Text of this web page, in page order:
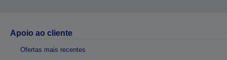
Apoio ao cliente
Ofertas mais recentes